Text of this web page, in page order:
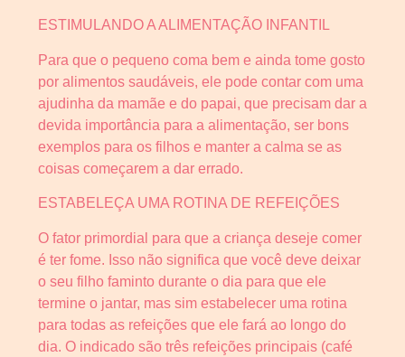
ESTIMULANDO A ALIMENTAÇÃO INFANTIL
Para que o pequeno coma bem e ainda tome gosto
por alimentos saudáveis, ele pode contar com uma
ajudinha da mamãe e do papai, que precisam dar a
devida importância para a alimentação, ser bons
exemplos para os filhos e manter a calma se as
coisas começarem a dar errado.
ESTABELEÇA UMA ROTINA DE REFEIÇÕES
O fator primordial para que a criança deseje comer
é ter fome. Isso não significa que você deve deixar
o seu filho faminto durante o dia para que ele
termine o jantar, mas sim estabelecer uma rotina
para todas as refeições que ele fará ao longo do
dia. O indicado são três refeições principais (café